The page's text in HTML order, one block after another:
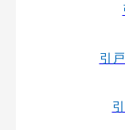
引